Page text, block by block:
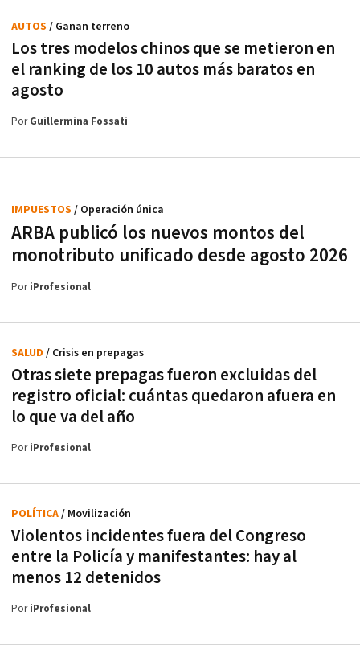
Los tres modelos chinos que se metieron en
el ranking de los 10 autos más baratos en
agosto
AUTOS / Ganan terreno
PorGuillermina Fossati
ARBA publicó los nuevos montos del
monotributo unificado desde agosto 2026
IMPUESTOS / Operación única
PoriProfesional
Otras siete prepagas fueron excluidas del
registro oficial: cuántas quedaron afuera en
lo que va del año
SALUD / Crisis en prepagas
PoriProfesional
Violentos incidentes fuera del Congreso
entre la Policía y manifestantes: hay al
menos 12 detenidos
POLÍTICA/ Movilización
PoriProfesional